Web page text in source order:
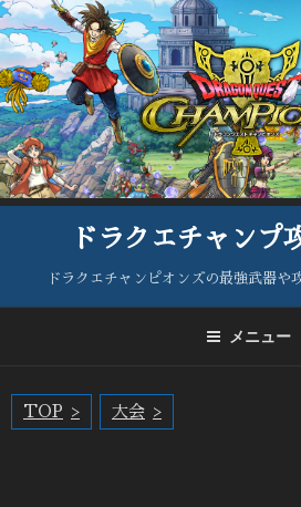
コ
ン
テ
ン
ツ
へ
ス
キ
ドラクエチャン
ドラクエチャンピオンズの最強武器や
メニュー
TOP 大会